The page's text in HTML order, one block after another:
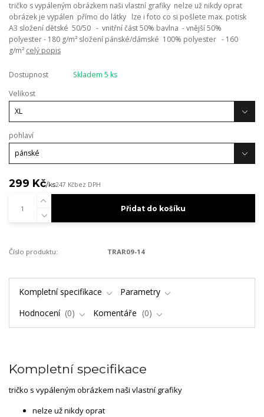
tričko s vypáleným obrázkem naši vlastní grafiky nelze už nikdy oprat
obrázek je vypálen přímo do látky lze i foto co si pošlete max. potisk
A3 složení dětské 50/50 - vnitřní část 50% bavlna - vnější 50%
polyester - 180 g/m² složení pánské/dámské 100% polyester - 160
g/m² celý popis
Dostupnost
Skladem 5 ks
Velikost
pohlaví
299 Kč/ks247 Kčbez DPH
Přidat do košíku
Číslo produktu: TRAR09-14
Kompletní specifikace
Parametry
Hodnocení
0 Komentáře 0
Kompletní specifikace
tričko s vypáleným obrázkem naši vlastní grafiky
nelze už nikdy oprat